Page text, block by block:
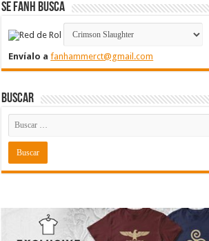
Se FanH Busca
Envíalo afanhammerct@gmail.com
Buscar